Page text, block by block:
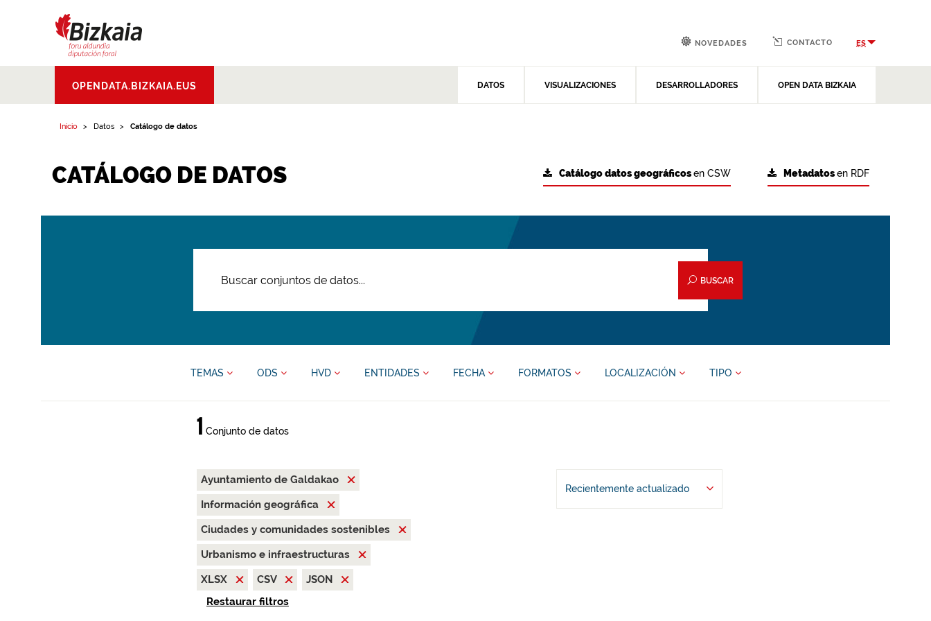
Aldundia.Diputacion
Foral de Bizkaia
OPENDATA.BIZKAIA.EUS DATOS VISUALIZACIONES DESARROLLADORES OPEN DATA BIZKAIA
NOVEDADES CONTACTO ES
Inicio Datos Catálogo de datos
CATÁLOGO DE DATOS Metadatosen RDF
Catálogo datos geográficosen CSW
BUSCAR
TEMAS ODS HVD ENTIDADES FECHA FORMATOS LOCALIZACIÓN TIPO
1 Conjunto de datos
Ayuntamiento de Galdakao
Información geográfica
Ciudades y comunidades sostenibles
Urbanismo e infraestructuras
XLSX
CSV
JSON
Restaurar filtros
Recientemente actualizado